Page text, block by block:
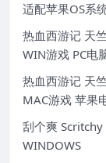
适配苹果OS系
热血西游记 天
WIN游戏 PC电
热血西游记 天
MAC游戏 苹果
刮个爽
WINDOWS